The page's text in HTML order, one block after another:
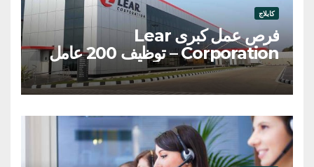
كابلاج
فرص عمل كبرى Lear
Corporation – توظيف 200 عامل
وعاملة